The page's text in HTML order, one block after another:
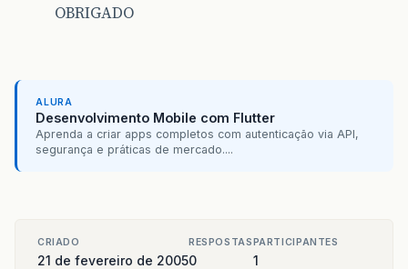
OBRIGADO
ALURA
Desenvolvimento Mobile com Flutter
Aprenda a criar apps completos com autenticação via API,
segurança e práticas de mercado....
CRIADO
21 de fevereiro de 2005
RESPOSTAS
0
PARTICIPANTES
1